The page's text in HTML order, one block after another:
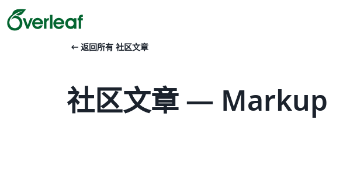
arrow_left_alt 返回所有 社区文章
社区文章 — Markup